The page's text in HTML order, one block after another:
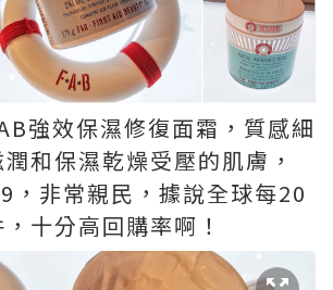
強效保濕修復面霜，質感細
和保濕乾燥受壓的肌膚，
，非常親民，據說全球每20
十分高回購率啊！